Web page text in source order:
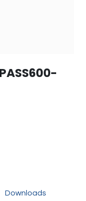
Downloads